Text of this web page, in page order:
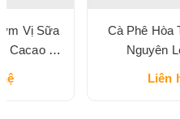
Cà Phê Hòa Tan Trung
Nguyên Legend